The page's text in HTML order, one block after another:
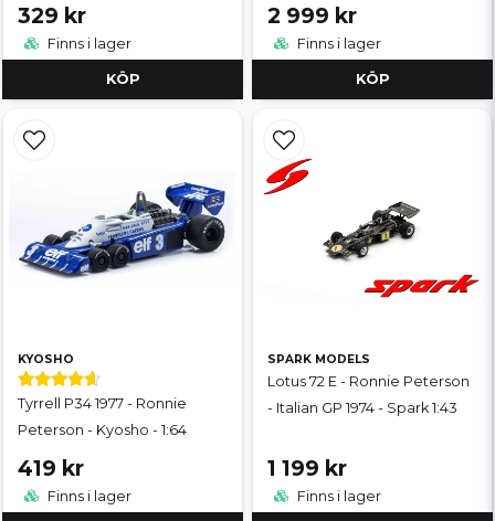
329 kr
Finns i lager
KÖP
2 999 kr
Finns i lager
KÖP
KYOSHO
Tyrrell P34 1977 - Ronnie
Peterson - Kyosho - 1:64
419 kr
Finns i lager
SPARK MODELS
Lotus 72 E - Ronnie Peterson
- Italian GP 1974 - Spark 1:43
1 199 kr
Finns i lager